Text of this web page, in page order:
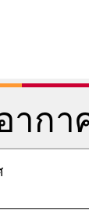
าก